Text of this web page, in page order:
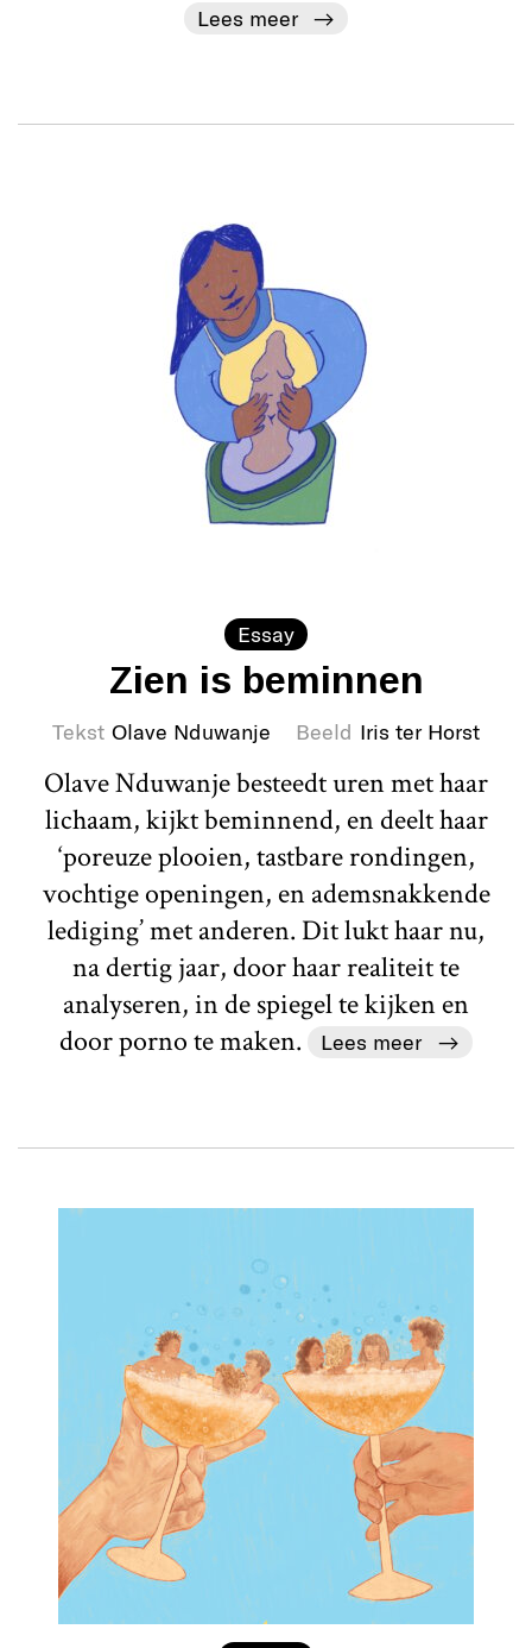
Lees meer
Essay
Zien is beminnen
Tekst Olave Nduwanje Beeld Iris ter Horst
Olave Nduwanje besteedt uren met haar
lichaam, kijkt beminnend, en deelt haar
‘poreuze plooien, tastbare rondingen,
vochtige openingen, en ademsnakkende
lediging’ met anderen. Dit lukt haar nu,
na dertig jaar, door haar realiteit te
analyseren, in de spiegel te kijken en
door porno te maken.
Lees meer